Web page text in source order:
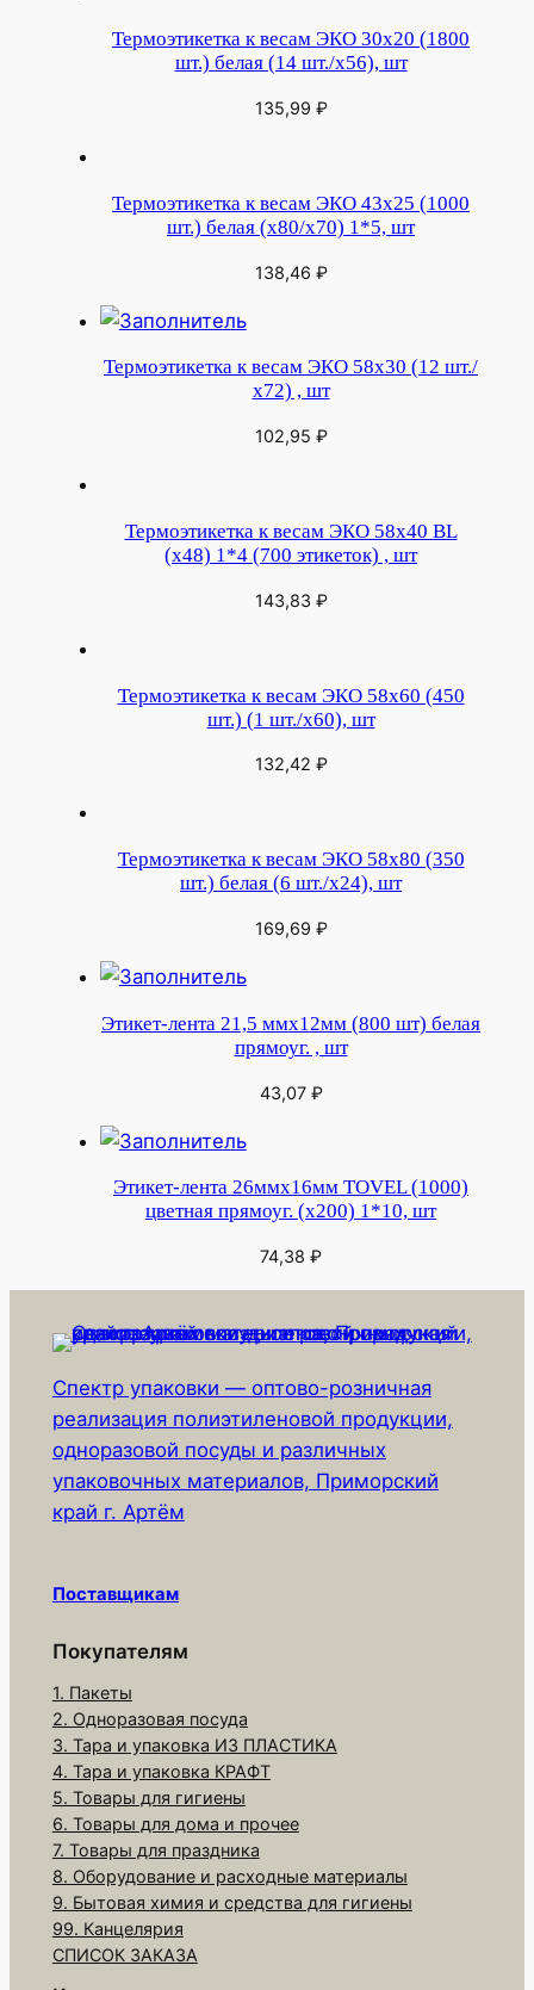
Термоэтикетка к весам ЭКО 30х20 (1800
шт.) белая (14 шт./х56), шт
135,99 ₽
Термоэтикетка к весам ЭКО 43х25 (1000
шт.) белая (х80/х70) 1*5, шт
138,46 ₽
Термоэтикетка к весам ЭКО 58х30 (12 шт./
х72) , шт
102,95 ₽
Термоэтикетка к весам ЭКО 58х40 BL
(х48) 1*4 (700 этикеток) , шт
143,83 ₽
Термоэтикетка к весам ЭКО 58х60 (450
шт.) (1 шт./х60), шт
132,42 ₽
Термоэтикетка к весам ЭКО 58х80 (350
шт.) белая (6 шт./х24), шт
169,69 ₽
Этикет-лента 21,5 ммх12мм (800 шт) белая
прямоуг. , шт
43,07 ₽
Этикет-лента 26ммх16мм TOVEL (1000)
цветная прямоуг. (х200) 1*10, шт
74,38 ₽
Спектр упаковки — оптово-розничная
реализация полиэтиленовой продукции,
одноразовой посуды и различных
упаковочных материалов, Приморский
край г. Артём
Поставщикам
Покупателям
1. Пакеты
2. Одноразовая посуда
3. Тара и упаковка ИЗ ПЛАСТИКА
4. Тара и упаковка КРАФТ
5. Товары для гигиены
6. Товары для дома и прочее
7. Товары для праздника
8. Оборудование и расходные материалы
9. Бытовая химия и средства для гигиены
99. Канцелярия
СПИСОК ЗАКАЗА